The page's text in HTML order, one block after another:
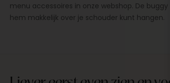
menu accessoires in onze webshop. De
hem makkelijk over je schouder kunt hangen.